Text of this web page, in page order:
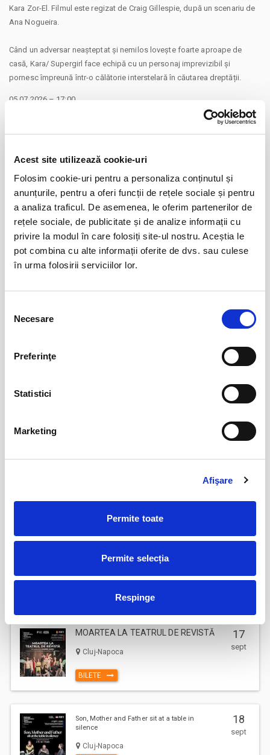
Acest site utilizează cookie-uri
Folosim cookie-uri pentru a personaliza conținutul și
anunțurile, pentru a oferi funcții de rețele sociale și pentru
a analiza traficul. De asemenea, le oferim partenerilor de
rețele sociale, de publicitate și de analize informații cu
privire la modul în care folosiți site-ul nostru. Aceștia le
pot combina cu alte informații oferite de dvs. sau culese
în urma folosirii serviciilor lor.
consimțământului
Necesare
Preferinţe
Statistici
Marketing
Afişare
Permite toate
Permite selecția
Respinge
Kara Zor-El. Filmul este regizat de Craig Gillespie, după un scenariu de
Ana Nogueira.
Când un adversar neașteptat și nemilos lovește foarte aproape de
casă, Kara/ Supergirl face echipă cu un personaj imprevizibil și
pornesc împreună într-o călătorie interstelară în căutarea dreptății.
05.07.2026 – 17:00
27.07.2026 – 19:00
Distribuie aceasta pagina
Evenimente similare
VIYAF VIRTUOSI - MARILE CONCERTE
12
aug
AȘTEPTÂNDU-L PE ULISE
sept
MOARTEA LA TEATRUL DE REVISTĂ
Cluj-Napoca
BILETE
17
sept
Son, Mother and Father sit at a table in
silence
Cluj-Napoca
18
sept